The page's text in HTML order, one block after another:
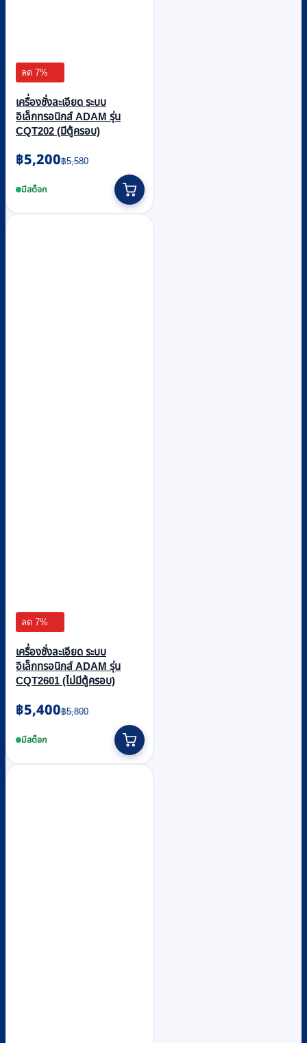
ลด 7%
เครื่องชั่งละเอียด ระบบ
อิเล็กทรอนิกส์ ADAM รุ่น
CQT202 (มีตู้ครอบ)
฿5,580
Original
price
was:
฿5,200
Current
price
is:มีสต็อก
ลด 7%
เครื่องชั่งละเอียด ระบบ
อิเล็กทรอนิกส์ ADAM รุ่น
CQT2601 (ไม่มีตู้ครอบ)
฿5,800
Original
price
was:
฿5,400
Current
price
is:มีสต็อก